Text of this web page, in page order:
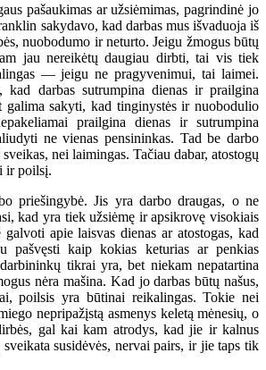
pašaukimas ar užsiėmimas, pagrindinė jo
sakydavo, kad darbas mus išvaduoja iš
nuobodumo ir neturto. Jeigu žmogus būtų
jau nereikėtų daugiau dirbti, tai vis tiek
— jeigu ne pragyvenimui, tai laimei.
kad darbas sutrumpina dienas ir prailgina
galima sakyti, kad tinginystės ir nuobodulio
prailgina dienas ir sutrumpina
ne vienas pensininkas. Tad be darbo
nei laimingas. Tačiau dabar, atostogų
ir poilsį.
Jis yra darbo draugas, o ne
kad yra tiek užsiėmę ir apsikrovę visokiais
apie laisvas dienas ar atostogas, kad
pašvęsti kaip kokias keturias ar penkias
tikrai yra, bet niekam nepatartina
nėra mašina. Kad jo darbas būtų našus,
poilsis yra būtinai reikalingas. Tokie nei
nepripažįstą asmenys keletą mėnesių, o
gal kai kam atrodys, kad jie ir kalnus
susidėvės, nervai pairs, ir jie taps tik